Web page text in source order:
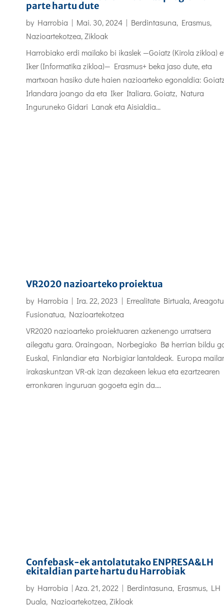
parte hartu dute
by Harrobia | Mai. 30, 2024 | Berdintasuna, Erasmus,
Nazioartekotzea,Zikloak
Harrobiako erdi mailako bi ikaslek —Goiatz (Kirola zikloa)
Iker (Informatika zikloa)— Erasmus+ beka jaso dute, eta
martxoan hasiko dute haien nazioarteko egonaldia:
Irlandara joango da eta Iker Italiara. Goiatz, Natura
Inguruneko Gidari Lanak eta Aisialdia...
VR2020 nazioarteko proiektua
by Harrobia | Ira. 22, 2023 | Errealitate Birtuala,
Fusionatua, Nazioartekotzea
VR2020 nazioarteko proiektuaren azkenengo urratsera
ailegatu gara. Oraingoan, Norbegiako Bø herrian bildu
Euskal, Finlandiar eta Norbigiar lantaldeak. Europa
irakaskuntzan VR-ak izan dezakeen lekua eta ezartzearen
erronkaren inguruan gogoeta egin da....
Confebask-ek antolatutako ENPRESA&LH
ekitaldian parte hartu du Harrobiak
by Harrobia | Aza. 21, 2022 | Berdintasuna, Erasmus, LH
Duala, Nazioartekotzea,Zikloak